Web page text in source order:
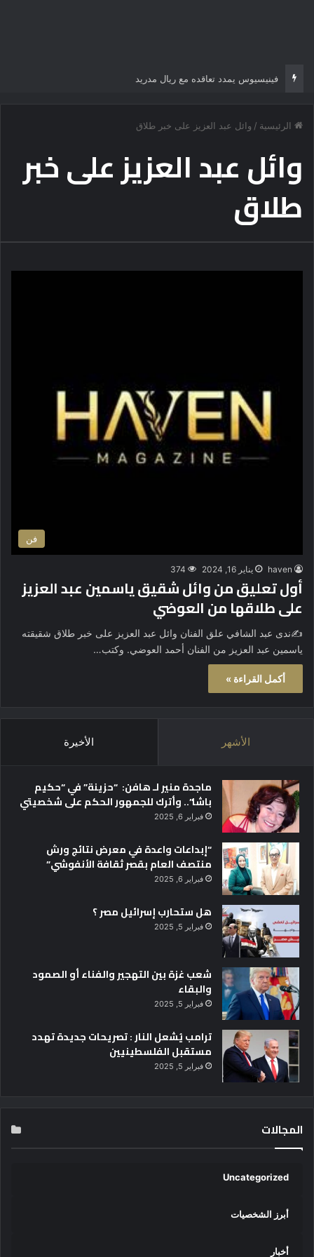
فينيسيوس يمدد تعاقده مع ريال مدريد
الرئيسية / وائل عبد العزيز على خبر طلاق
وائل عبد العزيز على خبر
طلاق
فن
haven يناير 16, 2024 374
أول تعليق من وائل شقيق ياسمين عبد العزيز
على طلاقها من العوضي
✍ندى عبد الشافي علق الفنان وائل عبد العزيز على خبر طلاق شقيقته
ياسمين عبد العزيز من الفنان أحمد العوضي. وكتب…
أكمل القراءة »
الأشهر الأخيرة
ماجدة منير لـ هافن: “حزينة” في “حكيم
باشا”.. وأترك للجمهور الحكم على شخصيتي
فبراير 6, 2025
“إبداعات واعدة في معرض نتائج ورش
منتصف العام بقصر ثقافة الأنفوشي”
فبراير 6, 2025
هل ستحارب إسرائيل مصر ؟
فبراير 5, 2025
شعب غزة بين التهجير والفناء أو الصمود
والبقاء
فبراير 5, 2025
ترامب يُشعل النار : تصريحات جديدة تهدد
مستقبل الفلسطينيين
فبراير 5, 2025
المجالات
Uncategorized
أبرز الشخصيات
أخبار